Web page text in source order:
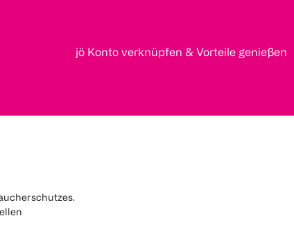
jö Konto verknüpfen & Vorteile genießen